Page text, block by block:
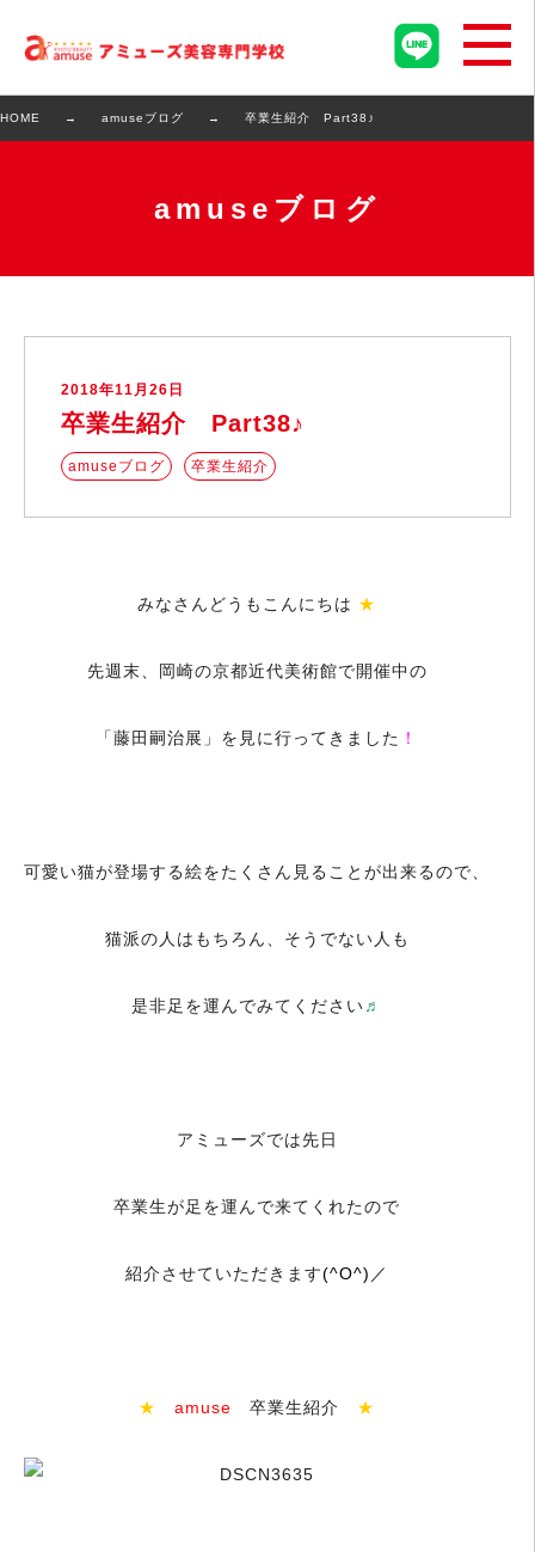
HOME amuseブログ 卒業生紹介 Part38♪
amuseブログ
2018年11月26日
卒業生紹介 Part38♪
amuseブログ 卒業生紹介
みなさんどうもこんにちは ★
先週末、岡崎の京都近代美術館で開催中の
「藤田嗣治展」を見に行ってきました ！
可愛い猫が登場する絵をたくさん見ることが出来るので、
猫派の人はもちろん、そうでない人も
是非足を運んでみてください♬
アミューズでは先日
卒業生が足を運んで来てくれたので
紹介させていただきます(^O^)／
★ amuse 卒業生紹介 ★